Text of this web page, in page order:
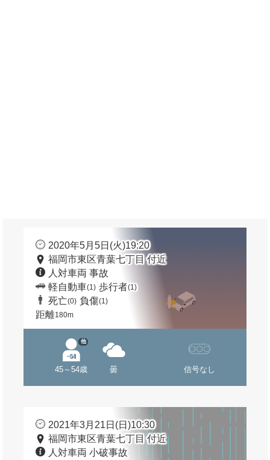
2020年5月5日(火)19:20
福岡市東区青葉七丁目 付近
人対車両 事故
軽自動車(1) 歩行者(1)
死亡(0) 負傷(1)
距離180m
45～54歳
他
曇 信号なし
2021年3月21日(日)10:30
福岡市東区青葉七丁目 付近
人対車両 小破事故